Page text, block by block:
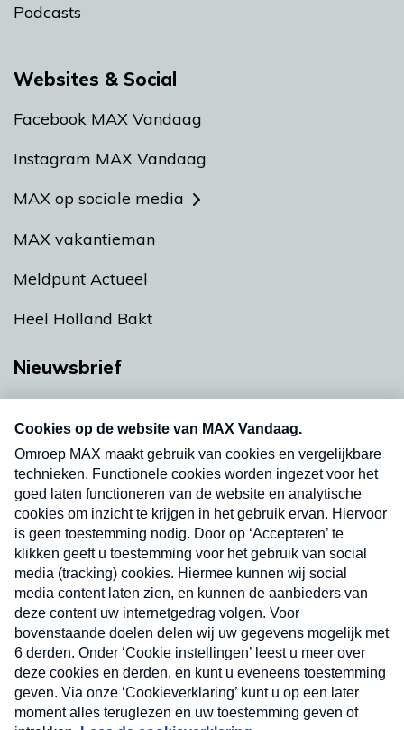
Podcasts
Websites & Social
Facebook MAX Vandaag
Instagram MAX Vandaag
MAX op sociale media
MAX vakantieman
Meldpunt Actueel
Heel Holland Bakt
Nieuwsbrief
nieuwsbrief. Elke vrijdag- en dinsdagochtend in
uw mailbox.
Verzend
Nieuwsbrief
Neem hier een gratis abonnement op onze